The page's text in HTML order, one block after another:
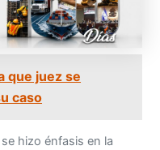
que juez se
caso
hizo énfasis en la